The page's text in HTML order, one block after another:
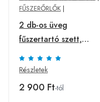
FŰSZERŐRLŐK |
2 db-os üveg
fűszertartó szett,
hosszúság 10 cm -
Metaltex
Részletek
2 900 Ft-tól